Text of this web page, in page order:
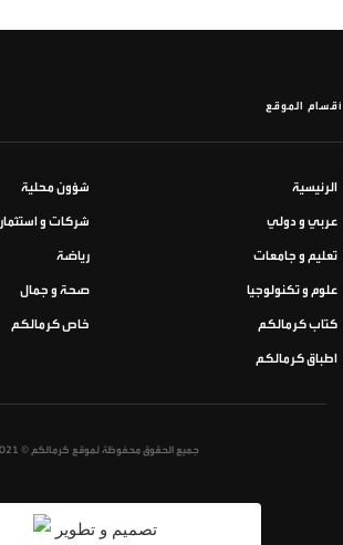
أقسام الموقع
الرئيسية شؤون محلية
عربي و دولي شركات و استثمار
تعليم و جامعات رياضة
علوم و تكنولوجيا صحة و جمال
كتاب كرمالكم خاص كرمالكم
اطباق كرمالكم
جميع الحقوق محفوظة لموقع كرمالكم © 2021
تصميم و تطوير